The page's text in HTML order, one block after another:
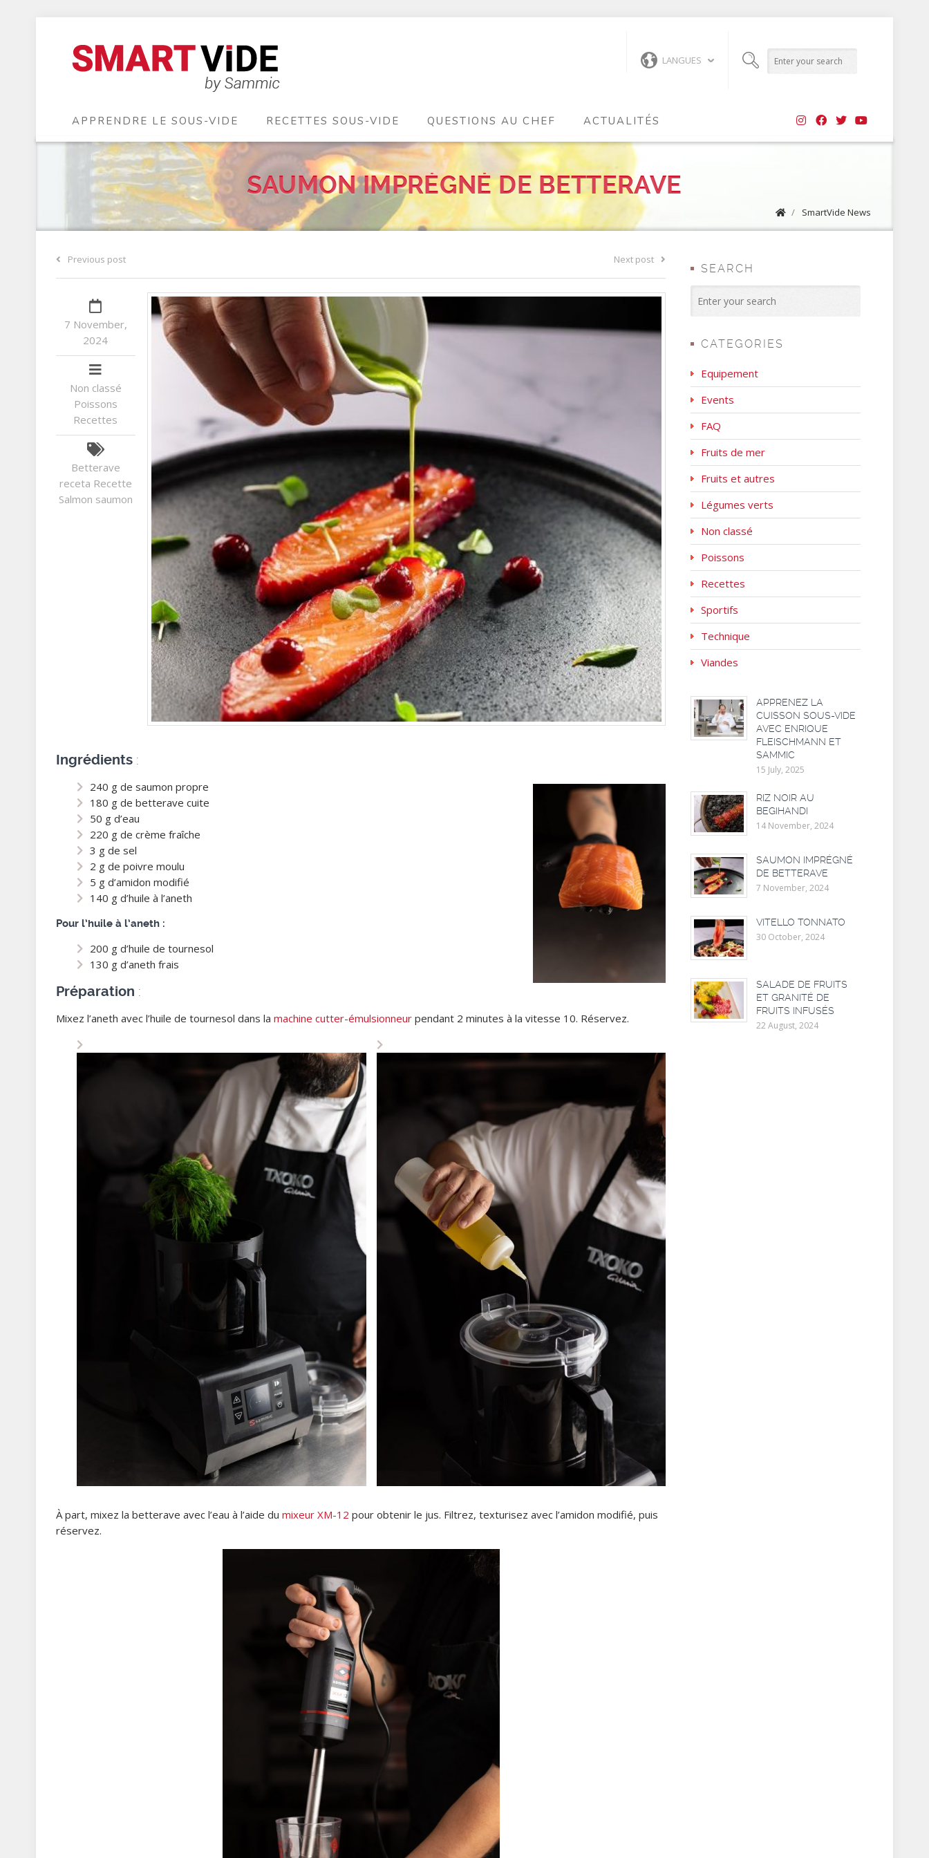
LANGUES
APPRENDRE LE SOUS-VIDE RECETTES SOUS-VIDE QUESTIONS AU CHEF ACTUALITÉS
SAUMON IMPRÉGNÉ DE BETTERAVE
/ SmartVide News
Previous post Next post
7 November,
2024
Non classé
Poissons
Recettes
Betterave
receta Recette
Salmon saumon
Ingrédients :
240 g de saumon propre
180 g de betterave cuite
50 g d’eau
220 g de crème fraîche
3 g de sel
2 g de poivre moulu
5 g d’amidon modifié
140 g d’huile à l’aneth
Pour l’huile à l’aneth :
200 g d’huile de tournesol
130 g d’aneth frais
Préparation :
Mixez l’aneth avec l’huile de tournesol dans la machine cutter-émulsionneur pendant 2 minutes à la vitesse 10. Réservez.
À part, mixez la betterave avec l’eau à l’aide du mixeur XM-12 pour obtenir le jus. Filtrez, texturisez avec l’amidon modifié, puis
réservez.
SEARCH
CATEGORIES
Equipement
Events
FAQ
Fruits de mer
Fruits et autres
Légumes verts
Non classé
Poissons
Recettes
Sportifs
Technique
Viandes
APPRENEZ LA
CUISSON SOUS-VIDE
AVEC ENRIQUE
FLEISCHMANN ET
SAMMIC
15 July, 2025
RIZ NOIR AU
BEGIHANDI
14 November, 2024
SAUMON IMPRÉGNÉ
DE BETTERAVE
7 November, 2024
VITELLO TONNATO
30 October, 2024
SALADE DE FRUITS
ET GRANITÉ DE
FRUITS INFUSÉS
22 August, 2024